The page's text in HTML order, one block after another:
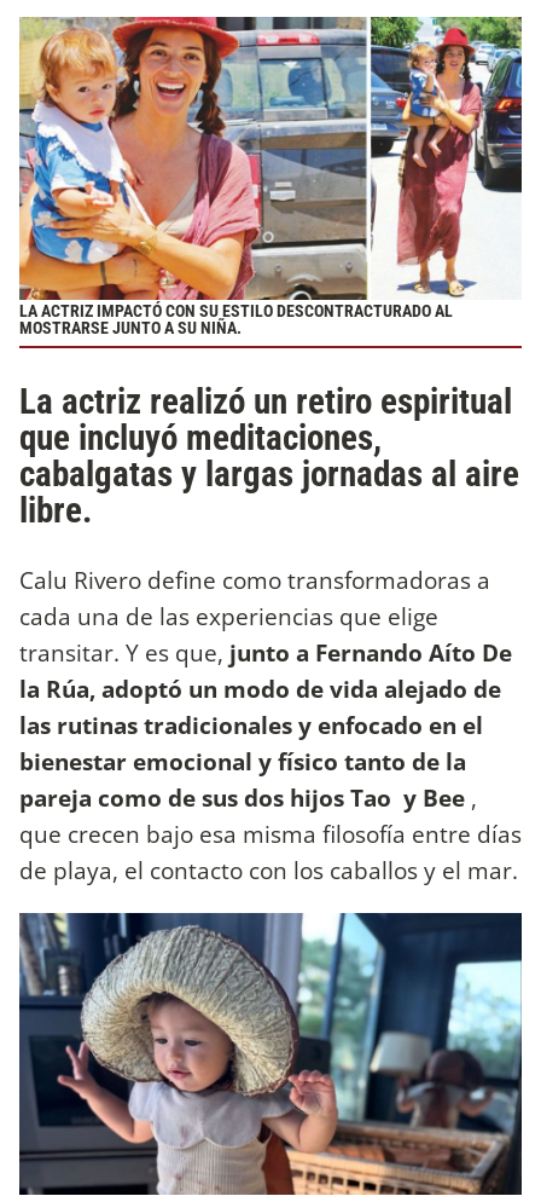
LA ACTRIZ IMPACTÓ CON SU ESTILO DESCONTRACTURADO AL
MOSTRARSE JUNTO A SU NIÑA.
La actriz realizó un retiro espiritual
que incluyó meditaciones,
cabalgatas y largas jornadas al aire
libre.
Calu Rivero define como transformadoras a
cada una de las experiencias que elige
transitar. Y es que, junto a Fernando Aíto De
la Rúa, adoptó un modo de vida alejado de
las rutinas tradicionales y enfocado en el
bienestar emocional y físico tanto de la
pareja como de sus dos hijos Tao y Bee ,
que crecen bajo esa misma filosofía entre días
de playa, el contacto con los caballos y el mar.